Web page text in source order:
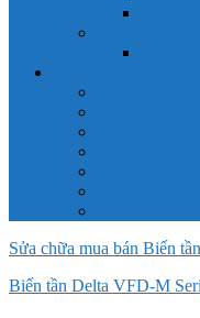
Sửa chữa mua bán Biến
Biến tần Delta VFD-M